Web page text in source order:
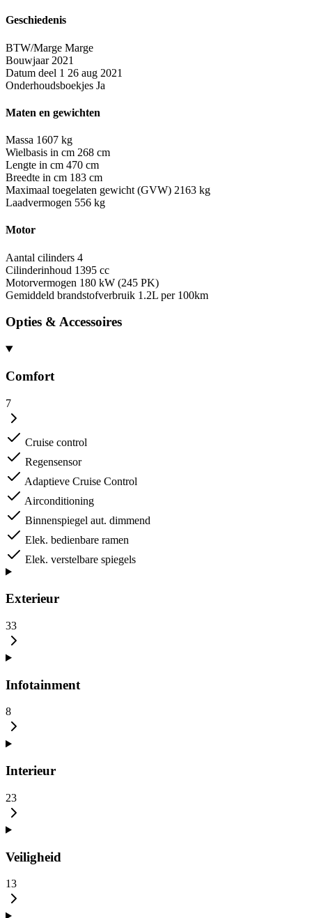
Geschiedenis
BTW/Marge Marge
Bouwjaar 2021
Datum deel 1 26 aug 2021
Onderhoudsboekjes Ja
Maten en gewichten
Massa 1607 kg
Wielbasis in cm 268 cm
Lengte in cm 470 cm
Breedte in cm 183 cm
Maximaal toegelaten gewicht (GVW) 2163 kg
Laadvermogen 556 kg
Motor
Aantal cilinders 4
Cilinderinhoud 1395 cc
Motorvermogen 180 kW (245 PK)
Gemiddeld brandstofverbruik 1.2L per 100km
Opties & Accessoires
Comfort
7
Cruise control
Regensensor
Adaptieve Cruise Control
Airconditioning
Binnenspiegel aut. dimmend
Elek. bedienbare ramen
Elek. verstelbare spiegels
Exterieur
33
Infotainment
8
Interieur
23
Veiligheid
13